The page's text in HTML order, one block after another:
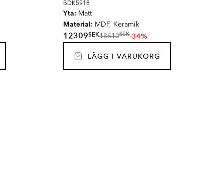
BDK5918
Yta: Matt
Material: MDF, Keramik
12309SEK18610SEK-34%
LÄGG I VARUKORG